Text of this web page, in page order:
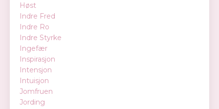
Høst
Indre Fred
Indre Ro
Indre Styrke
Ingefær
Inspirasjon
Intensjon
Intuisjon
Jomfruen
Jording